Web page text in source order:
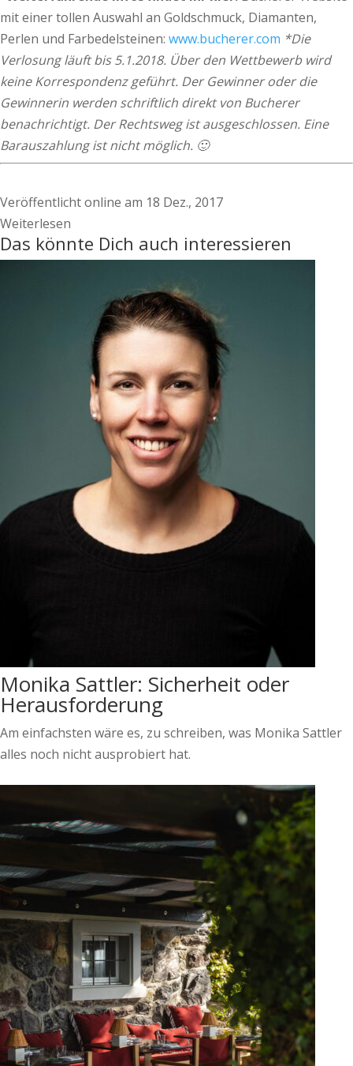
mit einer tollen Auswahl an Goldschmuck, Diamanten,
Perlen und Farbedelsteinen: www.bucherer.com *Die
Verlosung läuft bis 5.1.2018. Über den Wettbewerb wird
keine Korrespondenz geführt. Der Gewinner oder die
Gewinnerin werden schriftlich direkt von Bucherer
benachrichtigt. Der Rechtsweg ist ausgeschlossen. Eine
Barauszahlung ist nicht möglich. 🙂
Veröffentlicht online am 18 Dez., 2017
Weiterlesen
Das könnte Dich auch interessieren
Monika Sattler: Sicherheit oder
Herausforderung
Am einfachsten wäre es, zu schreiben, was Monika Sattler
alles noch nicht ausprobiert hat.